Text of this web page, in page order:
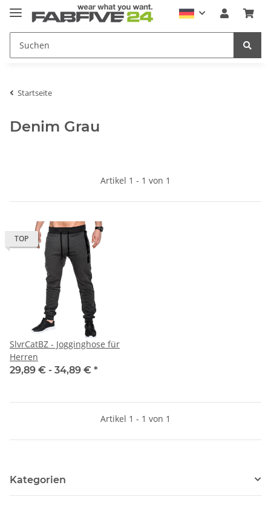
Startseite
Denim Grau
Artikel 1 - 1 von 1
TOP
SlvrCatBZ - Jogginghose für
Herren
29,89 € - 34,89 € *
Artikel 1 - 1 von 1
Kategorien